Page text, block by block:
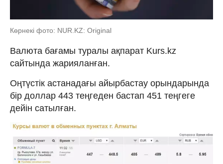
Көрнекі фото: NUR.KZ: Original
Валюта бағамы туралы ақпарат Kurs.kz
сайтында жарияланған.
Оңтүстік астанадағы айырбастау орындарында
бір доллар 443 теңгеден бастап 451 теңгеге
дейін сатылған.